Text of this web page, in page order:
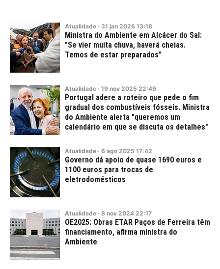
Atualidade · 31 jan 2026 13:18
Ministra do Ambiente em Alcácer do Sal:
"Se vier muita chuva, haverá cheias.
Temos de estar preparados"
Atualidade · 19 nov 2025 22:49
Portugal adere a roteiro que pede o fim
gradual dos combustíveis fósseis. Ministra
do Ambiente alerta "queremos um
calendário em que se discuta os detalhes"
Atualidade · 6 ago 2025 17:42
Governo dá apoio de quase 1690 euros e
1100 euros para trocas de
eletrodomésticos
Atualidade · 8 nov 2024 22:17
OE2025: Obras ETAR Paços de Ferreira têm
financiamento, afirma ministra do
Ambiente